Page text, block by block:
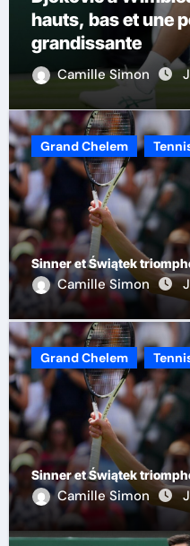
La progression
prudence et
Camille Simon
Grand Chelem
Sinner et Świątek
Camille Simon
Grand Chelem
Sinner et Świątek
Camille Simon